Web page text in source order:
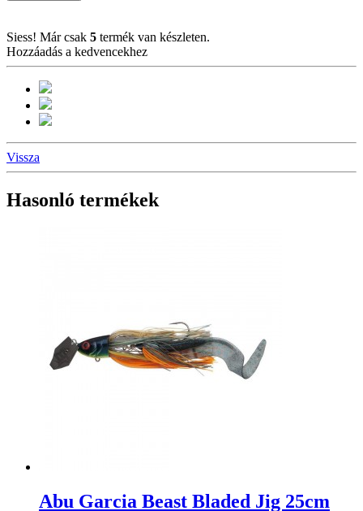
Siess! Már csak 5 termék van készleten.
Hozzáadás a kedvencekhez
Vissza
Hasonló termékek
Abu Garcia Beast Bladed Jig 25cm